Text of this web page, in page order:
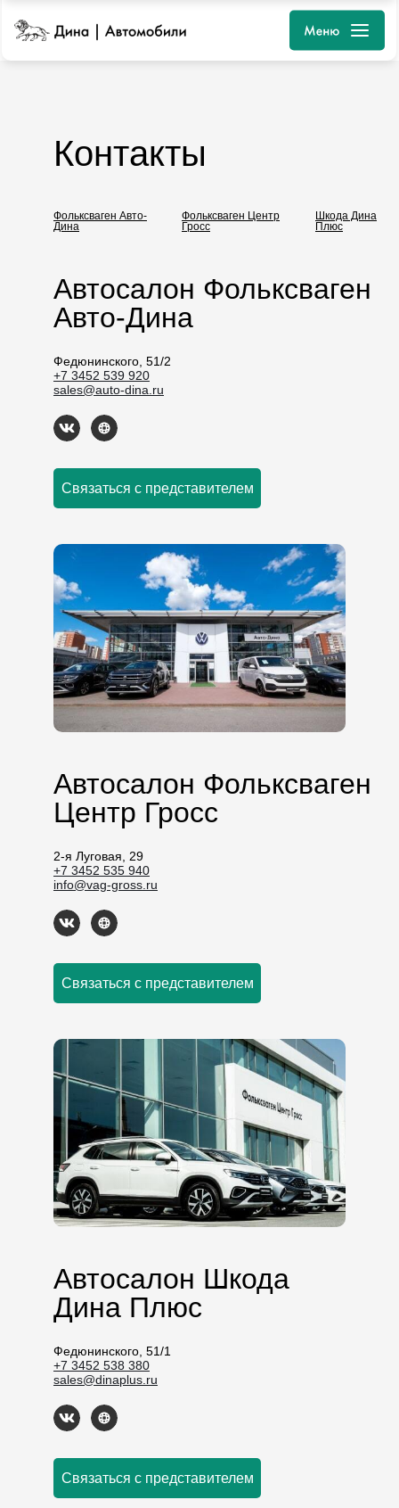
Контакты
Фольксваген Авто-
Дина
Фольксваген Центр
Гросс
Шкода Дина
Плюс
Автосалон Фольксваген
Авто-Дина
Федюнинского, 51/2
+7 3452 539 920
sales@auto-dina.ru
Связаться с представителем
Автосалон Фольксваген
Центр Гросс
2-я Луговая, 29
+7 3452 535 940
info@vag-gross.ru
Связаться с представителем
Автосалон Шкода
Дина Плюс
Федюнинского, 51/1
+7 3452 538 380
sales@dinaplus.ru
Связаться с представителем